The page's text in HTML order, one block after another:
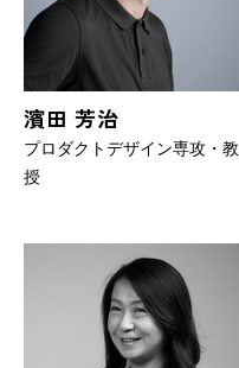
濱田 芳治
プロダクトデザイン専攻・教
授